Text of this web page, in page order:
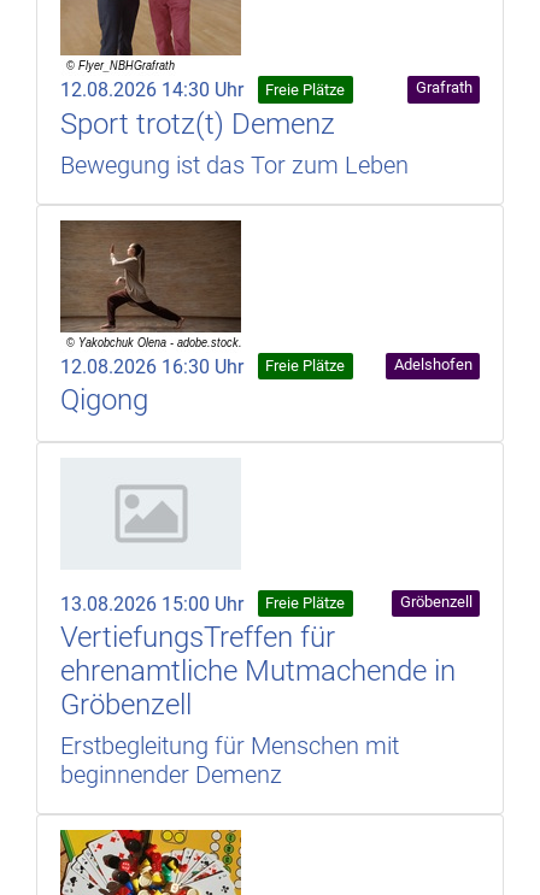
12.08.2026 14:30 Uhr Freie Plätze Grafrath
Sport trotz(t) Demenz
Bewegung ist das Tor zum Leben
12.08.2026 16:30 Uhr Freie Plätze Adelshofen
Qigong
13.08.2026 15:00 Uhr Freie Plätze Gröbenzell
VertiefungsTreffen für
ehrenamtliche Mutmachende in
Gröbenzell
Erstbegleitung für Menschen mit
beginnender Demenz